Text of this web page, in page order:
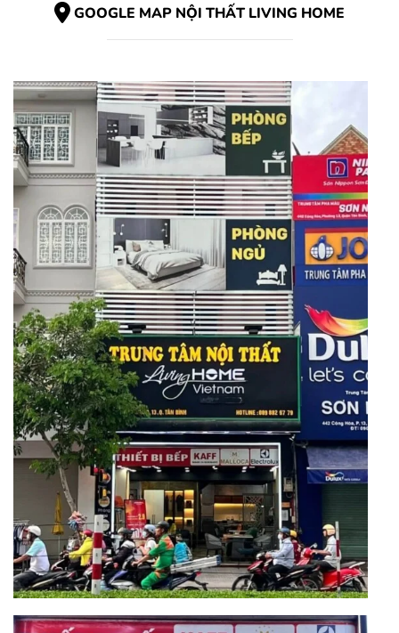
GOOGLE MAP NỘI THẤT LIVING HOME